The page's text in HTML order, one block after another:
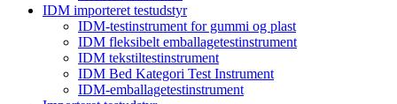
IDM importeret testudstyr
IDM-testinstrument for gummi og plast
IDM fleksibelt emballagetestinstrument
IDM tekstiltestinstrument
IDM Bed Kategori Test Instrument
IDM-emballagetestinstrument